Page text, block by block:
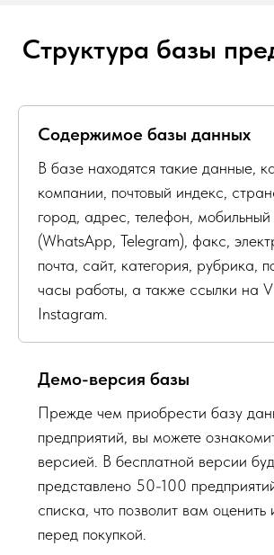
Структура базы
Содержимое базы данных
В базе находятся такие данные,
компании, почтовый индекс,
город, адрес, телефон, мобильный
(WhatsApp, Telegram), факс,
почта, сайт, категория, рубрика,
часы работы, а также ссылки на
Instagram.
Демо-версия базы
Прежде чем приобрести базу
предприятий, вы можете
версией. В бесплатной версии
представлено 50-100
списка, что позволит вам
перед покупкой.